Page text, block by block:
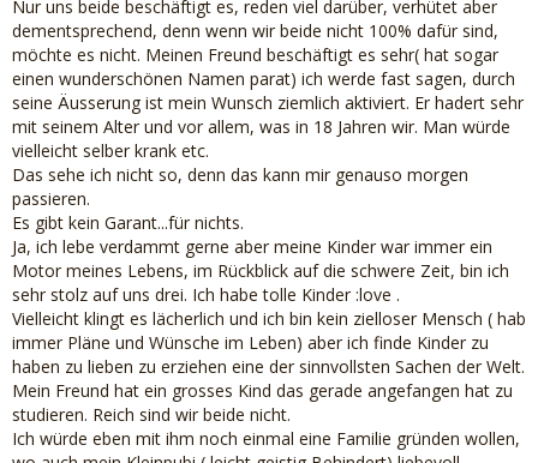
Nur uns beide beschäftigt es, reden viel darüber, verhütet aber
dementsprechend, denn wenn wir beide nicht 100% dafür sind,
möchte es nicht. Meinen Freund beschäftigt es sehr( hat sogar
einen wunderschönen Namen parat) ich werde fast sagen, durch
seine Äusserung ist mein Wunsch ziemlich aktiviert. Er hadert sehr
mit seinem Alter und vor allem, was in 18 Jahren wir. Man würde
vielleicht selber krank etc.
Das sehe ich nicht so, denn das kann mir genauso morgen
passieren.
Es gibt kein Garant...für nichts.
Ja, ich lebe verdammt gerne aber meine Kinder war immer ein
Motor meines Lebens, im Rückblick auf die schwere Zeit, bin ich
sehr stolz auf uns drei. Ich habe tolle Kinder :love .
Vielleicht klingt es lächerlich und ich bin kein zielloser Mensch ( hab
immer Pläne und Wünsche im Leben) aber ich finde Kinder zu
haben zu lieben zu erziehen eine der sinnvollsten Sachen der Welt.
Mein Freund hat ein grosses Kind das gerade angefangen hat zu
studieren. Reich sind wir beide nicht.
Ich würde eben mit ihm noch einmal eine Familie gründen wollen,